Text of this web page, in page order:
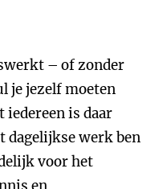
– of zonder
je jezelf moeten
iedereen is daar
dagelijkse werk ben
voor het